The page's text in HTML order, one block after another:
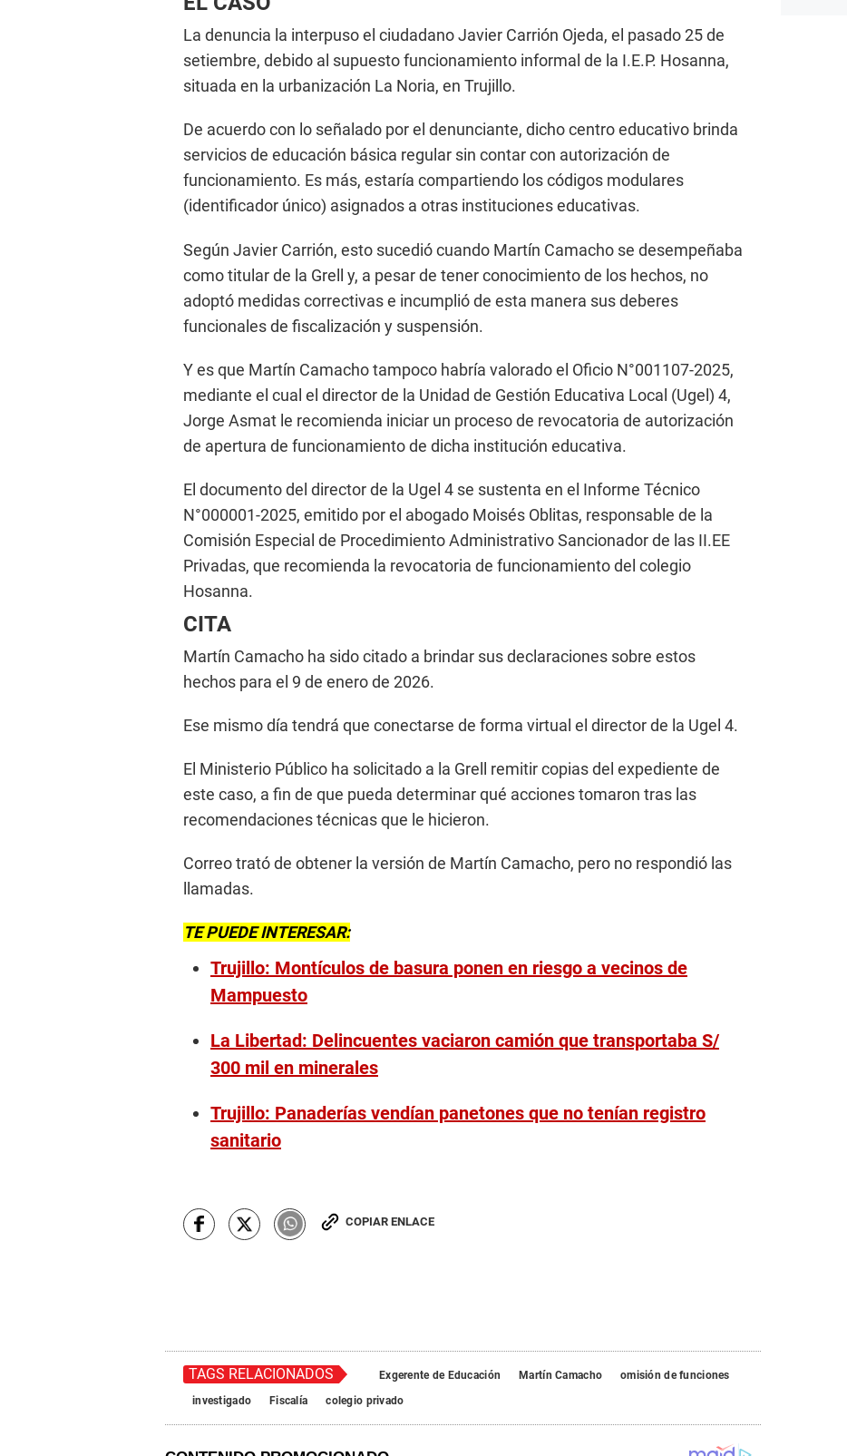
La denuncia la interpuso el ciudadano Javier Carrión Ojeda, el pasado 25 de
setiembre, debido al supuesto funcionamiento informal de la I.E.P. Hosanna,
situada en la urbanización La Noria, en Trujillo.
De acuerdo con lo señalado por el denunciante, dicho centro educativo brinda
servicios de educación básica regular sin contar con autorización de
funcionamiento. Es más, estaría compartiendo los códigos modulares
(identificador único) asignados a otras instituciones educativas.
Según Javier Carrión, esto sucedió cuando Martín Camacho se desempeñaba
como titular de la Grell y, a pesar de tener conocimiento de los hechos, no
adoptó medidas correctivas e incumplió de esta manera sus deberes
funcionales de fiscalización y suspensión.
Y es que Martín Camacho tampoco habría valorado el Oficio N°001107-2025,
mediante el cual el director de la Unidad de Gestión Educativa Local (Ugel) 4,
Jorge Asmat le recomienda iniciar un proceso de revocatoria de autorización
de apertura de funcionamiento de dicha institución educativa.
El documento del director de la Ugel 4 se sustenta en el Informe Técnico
N°000001-2025, emitido por el abogado Moisés Oblitas, responsable de la
Comisión Especial de Procedimiento Administrativo Sancionador de las II.EE
Privadas, que recomienda la revocatoria de funcionamiento del colegio
Hosanna.
CITA
Martín Camacho ha sido citado a brindar sus declaraciones sobre estos
hechos para el 9 de enero de 2026.
Ese mismo día tendrá que conectarse de forma virtual el director de la Ugel 4.
El Ministerio Público ha solicitado a la Grell remitir copias del expediente de
este caso, a fin de que pueda determinar qué acciones tomaron tras las
recomendaciones técnicas que le hicieron.
Correo trató de obtener la versión de Martín Camacho, pero no respondió las
llamadas.
TE PUEDE INTERESAR:
Trujillo: Montículos de basura ponen en riesgo a vecinos de
Mampuesto
La Libertad: Delincuentes vaciaron camión que transportaba S/
300 mil en minerales
Trujillo: Panaderías vendían panetones que no tenían registro
sanitario
COPIAR ENLACE
TAGS RELACIONADOS Exgerente de Educación Martín Camacho
omisión de funciones
investigado
Fiscalía colegio privado